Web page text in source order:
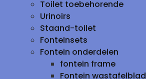
Toilet toebehorende
Urinoirs
Staand-toilet
Fonteinsets
Fontein onderdelen
fontein frame
Fontein wastafelblad